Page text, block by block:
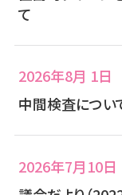
て
2026年8月 1日
中間検査につい
2026年7月10日